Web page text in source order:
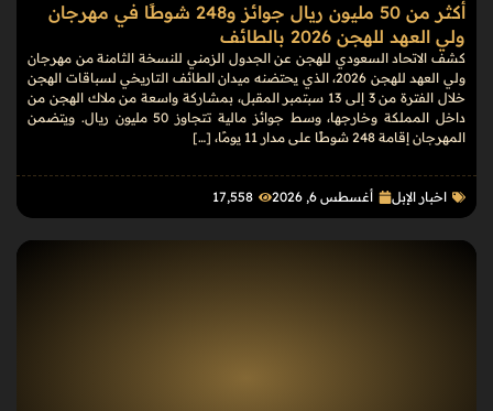
أكثر من 50 مليون ريال جوائز و248 شوطًا في مهرجان
ولي العهد للهجن 2026 بالطائف
كشف الاتحاد السعودي للهجن عن الجدول الزمني للنسخة الثامنة من مهرجان
ولي العهد للهجن 2026، الذي يحتضنه ميدان الطائف التاريخي لسباقات الهجن
خلال الفترة من 3 إلى 13 سبتمبر المقبل، بمشاركة واسعة من ملاك الهجن من
داخل المملكة وخارجها، وسط جوائز مالية تتجاوز 50 مليون ريال. ويتضمن
المهرجان إقامة 248 شوطًا على مدار 11 يومًا، […]
اخبار الإبل أغسطس 6, 2026 17٬558